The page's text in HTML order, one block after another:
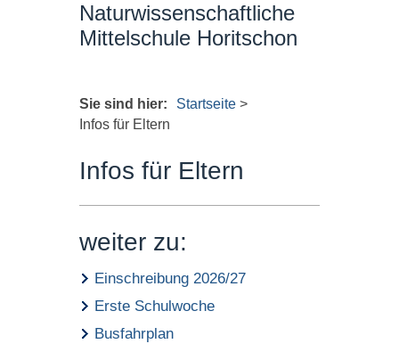
Naturwissenschaftliche
Mittelschule Horitschon
Sie sind hier: Startseite >
Infos für Eltern
Infos für Eltern
weiter zu:
Einschreibung 2026/27
Erste Schulwoche
Busfahrplan